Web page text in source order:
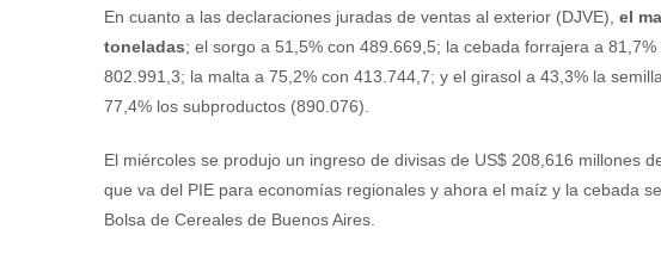
En cuanto a las declaraciones juradas de ventas al exterior (DJVE), el
toneladas; el sorgo a 51,5% con 489.669,5; la cebada forrajera a
802.991,3; la malta a 75,2% con 413.744,7; y el girasol a 43,3% la
77,4% los subproductos (890.076).
El miércoles se produjo un ingreso de divisas de US$ 208,616 millones
que va del PIE para economías regionales y ahora el maíz y la cebada
Bolsa de Cereales de Buenos Aires.